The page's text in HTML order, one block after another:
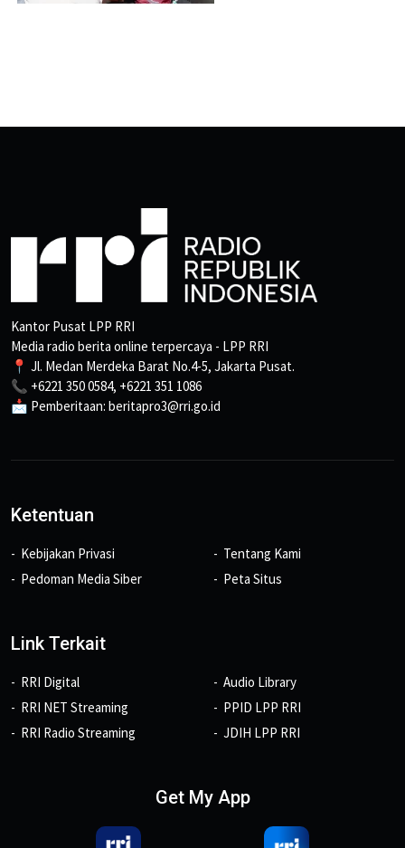
Kantor Pusat LPP RRI
Media radio berita online terpercaya - LPP RRI
📍 Jl. Medan Merdeka Barat No.4-5, Jakarta Pusat.
📞 +6221 350 0584, +6221 351 1086
📩 Pemberitaan: beritapro3@rri.go.id
Ketentuan
Kebijakan Privasi
Pedoman Media Siber
Tentang Kami
Peta Situs
Link Terkait
RRI Digital
RRI NET Streaming
RRI Radio Streaming
Audio Library
PPID LPP RRI
JDIH LPP RRI
Get My App